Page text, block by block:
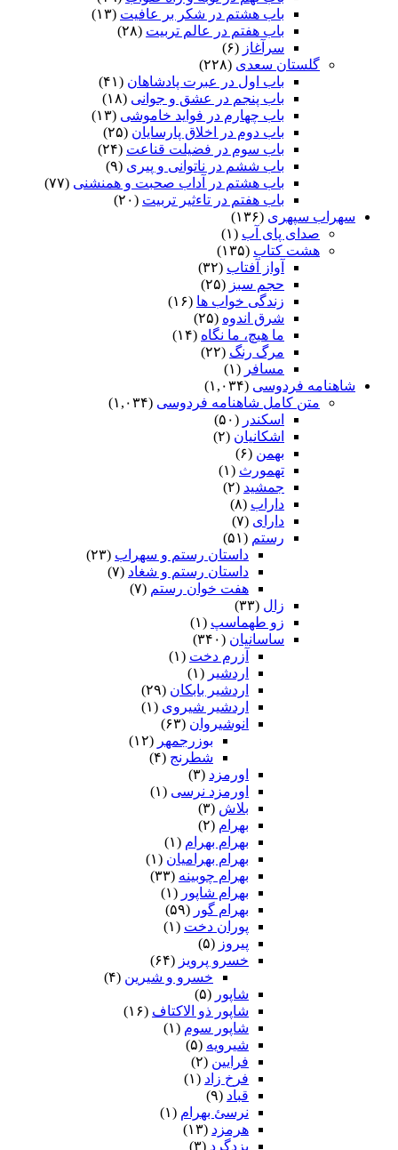
باب هشتم در شکر بر عافیت (۱۳)
باب هفتم در عالم تربیت (۲۸)
سرآغاز (۶)
گلستان سعدی (۲۲۸)
باب اول در عبرت پادشاهان (۴۱)
باب پنجم در عشق و جوانى (۱۸)
باب چهارم در فواید خاموشى (۱۳)
باب دوم در اخلاق پارسایان (۲۵)
باب سوم در فضیلت قناعت (۲۴)
باب ششم در ناتوانى و پیرى (۹)
باب هشتم در آداب صحبت و همنشنى (۷۷)
باب هفتم در تاءثیر تربیت (۲۰)
سهراب سپهری (۱۳۶)
صدای پای آب (۱)
هشت کتاب (۱۳۵)
آواز آفتاب (۳۲)
حجم سبز (۲۵)
زندگی خواب ها (۱۶)
شرق اندوه (۲۵)
ما هیچ، ما نگاه (۱۴)
مرگ رنگ (۲۲)
مسافر (۱)
شاهنامه فردوسی (۱,۰۳۴)
متن کامل شاهنامه فردوسی (۱,۰۳۴)
اسکندر (۵۰)
اشکانیان (۲)
بهمن (۶)
تهمورث (۱)
جمشید (۲)
داراب (۸)
دارای (۷)
رستم (۵۱)
داستان رستم و سهراب (۲۳)
داستان رستم و شغاد (۷)
هفت خوان رستم‏ (۷)
زال (۳۳)
زو طهماسپ‏ (۱)
ساسانیان (۳۴۰)
آزرم دخت (۱)
اردشیر (۱)
اردشیر بابکان (۲۹)
اردشیر شیروی (۱)
انوشیروان (۶۳)
بوزرجمهر (۱۲)
شطرنج (۴)
اورمزد (۳)
اورمزد نرسى‏ (۱)
بلاش (۳)
بهرام (۲)
بهرام بهرام (۱)
بهرام بهرامیان‏ (۱)
بهرام چوبینه (۳۳)
بهرام شاپور (۱)
بهرام گور (۵۹)
پوران دخت (۱)
پیروز (۵)
خسرو پرویز (۶۴)
خسرو و شیرین (۴)
شاپور (۵)
شاپور ذو الاکتاف (۱۶)
شاپور سوم‏ (۱)
شیرویه (۵)
فرایین (۲)
فرخ زاد (۱)
قباد (۹)
نرسئ بهرام‏ (۱)
هرمزد (۱۳)
یزدگرد (۳)